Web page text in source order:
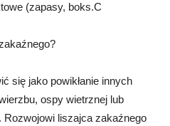
(zapasy, boks.C
się jako powikłanie innych
ospy wietrznej lub
Rozwojowi liszajca zakaźnego